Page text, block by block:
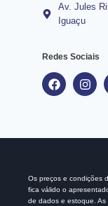
Av. Jules
Iguaçu
Redes Sociais
Os preços e condições
fica válido o
de dados e estoque. As